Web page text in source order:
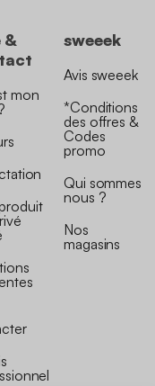
&
mon
sweeek
Avis sweeek
*Conditions
des offres &
Codes
promo
Qui sommes
nous ?
Nos
magasins